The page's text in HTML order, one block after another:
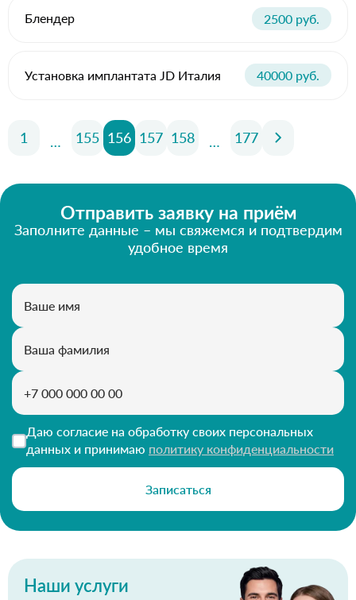
Блендер 2500 руб.
Установка имплантата JD Италия 40000 руб.
1 … 155 156 157 158 … 177
Отправить заявку на приём
Заполните данные – мы свяжемся и подтвердим
удобное время
Даю согласие на обработку своих персональных
данных и принимаю политику конфиденциальности
Записаться
Наши услуги